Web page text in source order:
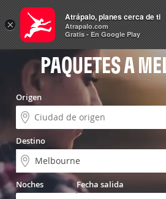
Vuelo+Hotel
PAQUETES A
Origen
Destino
Noches Fecha salida
×
Atrápalo, planes cerca de ti
Atrapalo.com
Gratis - En Google Play